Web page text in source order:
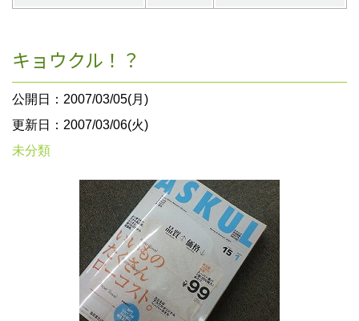
キョウクル！？
公開日：2007/03/05(月)
更新日：2007/03/06(火)
未分類